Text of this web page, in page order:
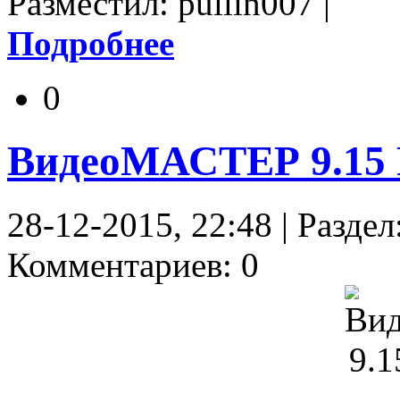
Подробнее
0
ВидеоМАСТЕР 9.15
28-12-2015, 22:48 |
Комментариев: 0